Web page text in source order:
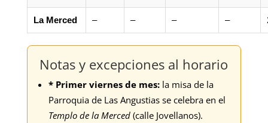
La Merced – – – –
Notas y excepciones al horario
* Primer viernes de mes:la misa de la
Parroquia de Las Angustias se celebra en el
Templo de la Merced(calle Jovellanos).